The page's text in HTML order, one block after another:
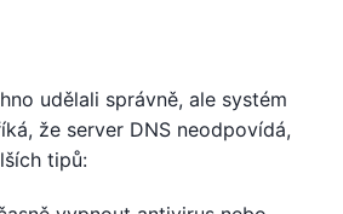
udělali správně, ale systém
že server DNS neodpovídá,
tipů: